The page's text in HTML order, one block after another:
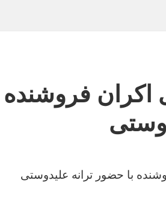
فروشنده
با حضور ترانه علیدوستی